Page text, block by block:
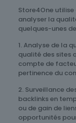
Store4One
analyser la
quelques-unes
1. Analyse de la
qualité des sites
compte de
pertinence du
2. Surveillance
backlinks en
ou de gain de
opportunités